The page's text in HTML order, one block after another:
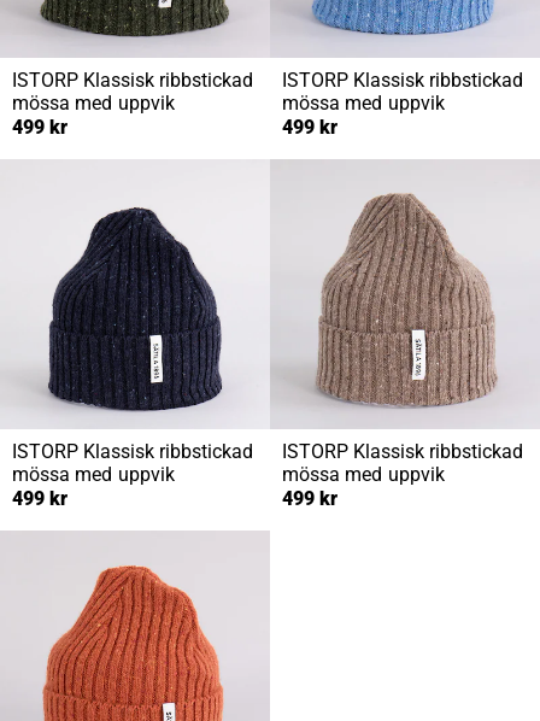
ISTORP Klassisk ribbstickad
mössa med uppvik
499 kr
ISTORP Klassisk ribbstickad
mössa med uppvik
499 kr
ISTORP Klassisk ribbstickad
mössa med uppvik
499 kr
ISTORP Klassisk ribbstickad
mössa med uppvik
499 kr